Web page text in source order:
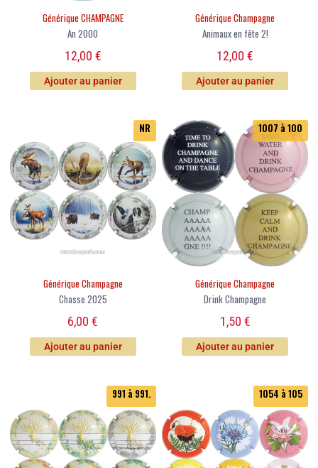
Générique CHAMPAGNE
An 2000
12,00 €
Ajouter au panier
Générique Champagne
Animaux en fête 2!
12,00€
Ajouter au panier
NR
Générique Champagne
Chasse 2025
6,00€
Ajouter au panier
1007 à 100
Générique Champagne
Drink Champagne
1,50 €
Ajouter au panier
991 à 991. 1054 à 105